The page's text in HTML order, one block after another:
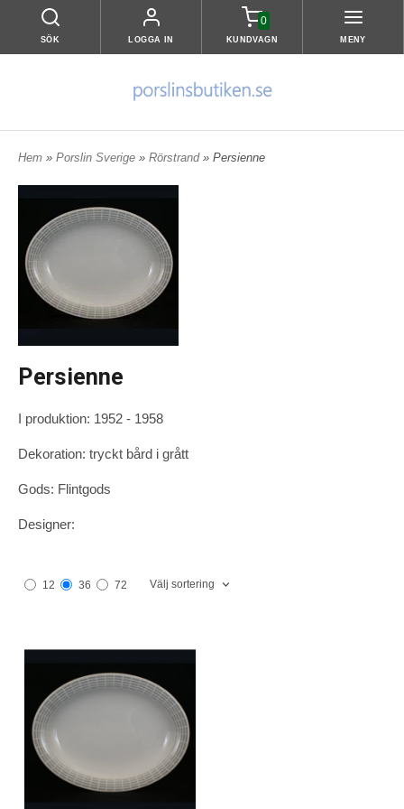
SÖK LOGGA IN
0
KUNDVAGN MENY
Hem » Porslin Sverige » Rörstrand » Persienne
Persienne
I produktion: 1952 - 1958
Dekoration: tryckt bård i grått
Gods: Flintgods
Designer:
12 36 72 Välj sortering